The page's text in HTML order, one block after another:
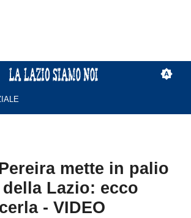
mette in palio
Lazio: ecco
- VIDEO